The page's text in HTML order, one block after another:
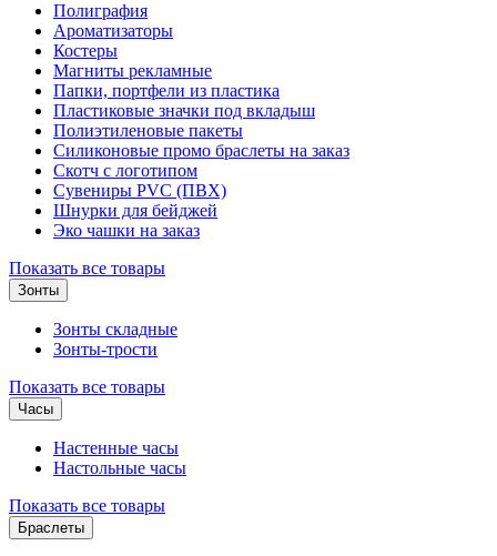
Полиграфия
Ароматизаторы
Костеры
Магниты рекламные
Папки, портфели из пластика
Пластиковые значки под вкладыш
Полиэтиленовые пакеты
Силиконовые промо браслеты на заказ
Скотч с логотипом
Сувениры PVC (ПВХ)
Шнурки для бейджей
Эко чашки на заказ
Показать все товары
Зонты
Зонты складные
Зонты-трости
Показать все товары
Часы
Настенные часы
Настольные часы
Показать все товары
Браслеты